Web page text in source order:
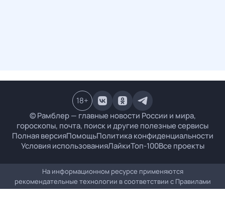
© Рамблер — главные новости России и мира,
гороскопы, почта, поиск и другие полезные сервисы
Полная версияПомощьПолитика конфиденциальности
Условия использованияЛайкиТоп-100Все проекты
18+
На информационном ресурсе применяются
рекомендательные технологии в соответствии с Правилами